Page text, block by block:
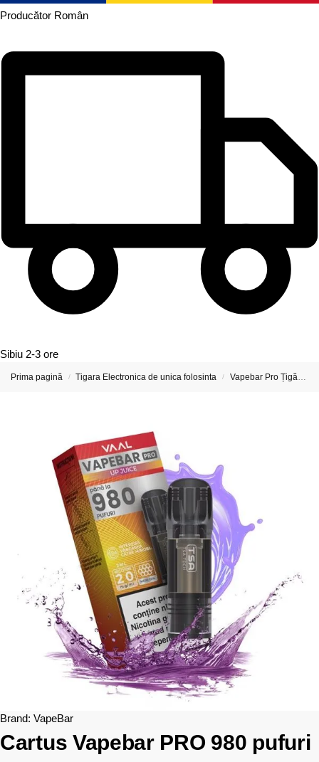
Producător Român
Sibiu 2-3 ore
Prima pagină / Tigara Electronica de unica folosinta / Vapebar Pro Țigări Electronice & Vape-uri
Brand: VapeBar
Cartus Vapebar PRO 980 pufuri